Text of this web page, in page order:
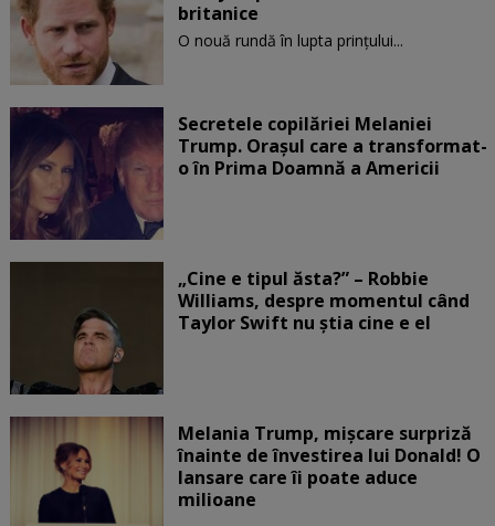
britanice
O nouă rundă în lupta prinţului...
Secretele copilăriei Melaniei
Trump. Orașul care a transformat-
o în Prima Doamnă a Americii
„Cine e tipul ăsta?” – Robbie
Williams, despre momentul când
Taylor Swift nu știa cine e el
Melania Trump, mișcare surpriză
înainte de învestirea lui Donald! O
lansare care îi poate aduce
milioane